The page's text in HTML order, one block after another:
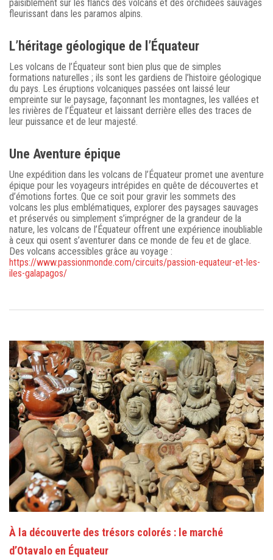
paisiblement sur les flancs des volcans et des orchidées sauvages
fleurissant dans les paramos alpins.
L’héritage géologique de l’Équateur
Les volcans de l’Équateur sont bien plus que de simples
formations naturelles ; ils sont les gardiens de l’histoire géologique
du pays. Les éruptions volcaniques passées ont laissé leur
empreinte sur le paysage, façonnant les montagnes, les vallées et
les rivières de l’Équateur et laissant derrière elles des traces de
leur puissance et de leur majesté.
Une Aventure épique
Une expédition dans les volcans de l’Équateur promet une aventure
épique pour les voyageurs intrépides en quête de découvertes et
d’émotions fortes. Que ce soit pour gravir les sommets des
volcans les plus emblématiques, explorer des paysages sauvages
et préservés ou simplement s’imprégner de la grandeur de la
nature, les volcans de l’Équateur offrent une expérience inoubliable
à ceux qui osent s’aventurer dans ce monde de feu et de glace.
Des volcans accessibles grâce au voyage :
https://www.passionmonde.com/circuits/passion-equateur-et-les-
iles-galapagos/
À la découverte des trésors colorés : le marché
d’Otavalo en Équateur